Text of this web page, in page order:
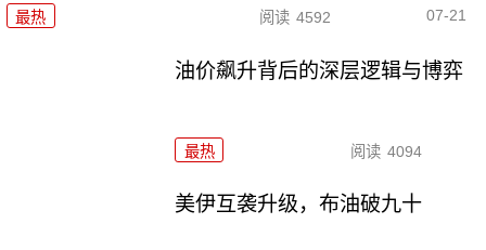
最热 阅读 4592 07-21
油价飙升背后的深层逻辑与博弈
最热 阅读 4094
美伊互袭升级，布油破九十